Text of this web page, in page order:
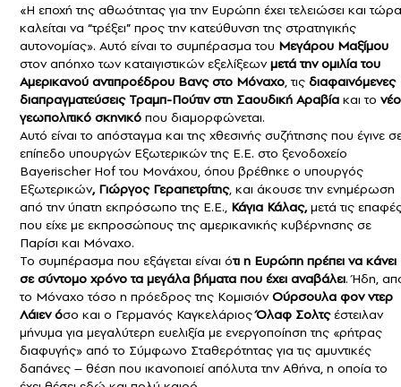
«Η εποχή της αθωότητας για την Ευρώπη έχει τελειώσει και τώρα
καλείται να “τρέξει” προς την κατεύθυνση της στρατηγικής
αυτονομίας». Αυτό είναι το συμπέρασμα του Μεγάρου Μαξίμου
στον απόηχο των καταιγιστικών εξελίξεων μετά την ομιλία του
Αμερικανού αντιπροέδρου Βανς στο Μόναχο, τις διαφαινόμενες
διαπραγματεύσεις Τραμπ-Πούτιν στη Σαουδική Αραβία και το νέο
γεωπολιτικό σκηνικό που διαμορφώνεται.
Αυτό είναι το απόσταγμα και της χθεσινής συζήτησης που έγινε
επίπεδο υπουργών Εξωτερικών της Ε.Ε. στο ξενοδοχείο
Bayerischer Hof του Μονάχου, όπου βρέθηκε ο υπουργός
Εξωτερικών, Γιώργος Γεραπετρίτης, και άκουσε την ενημέρωση
από την ύπατη εκπρόσωπο της Ε.Ε., Κάγια Κάλας,μετά τις
που είχε με εκπροσώπους της αμερικανικής κυβέρνησης σε
Παρίσι και Μόναχο.
Το συμπέρασμα που εξάγεται είναι ότι η Ευρώπη πρέπει να κάνει
σε σύντομο χρόνο τα μεγάλα βήματα που έχει αναβάλει. Ήδη,
το Μόναχο τόσο η πρόεδρος της ΚομισιόνΟύρσουλα φον ντερ
Λάιεν όσο και ο Γερμανός ΚαγκελάριοςΌλαφ Σολτςέστειλαν
μήνυμα για μεγαλύτερη ευελιξία με ενεργοποίηση της «ρήτρας
διαφυγής» από το Σύμφωνο Σταθερότητας για τις αμυντικές
δαπάνες – θέση που ικανοποιεί απόλυτα την Αθήνα, η οποία το